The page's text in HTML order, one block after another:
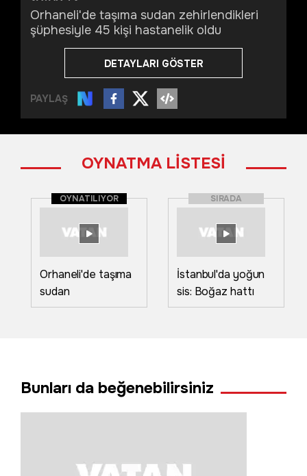
Orhaneli'de taşıma sudan zehirlendikleri
şüphesiyle 45 kişi hastanelik oldu
DETAYLARI GÖSTER
PAYLAŞ
OYNATMA LİSTESİ
OYNATILIYOR
Orhaneli'de taşıma
sudan
zehirlendikleri
SIRADA
İstanbul'da yoğun
sis: Boğaz hattı
trafiğe kapatıldı
Bunları da beğenebilirsiniz